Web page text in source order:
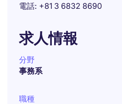
電話 +81 3 6832 8690
求人情報
分野
事務系
職種